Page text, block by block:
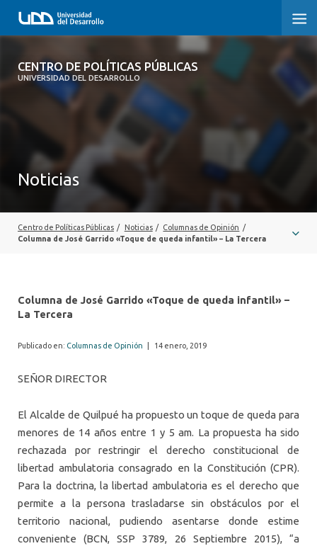
CENTRO DE POLÍTICAS PÚBLICAS
UNIVERSIDAD DEL DESARROLLO
CENTRO DE POLÍTICAS PÚBLICAS
DOCUMENTOS DE TRABAJO
Noticias
Centro de Políticas Públicas / Noticias / Columnas de Opinión /
Columna de José Garrido «Toque de queda infantil» – La Tercera
Columna de José Garrido «Toque de queda infantil» –
La Tercera
Publicado en: Columnas de Opinión 14 enero, 2019
SEÑOR DIRECTOR
El Alcalde de Quilpué ha propuesto un toque de queda para
menores de 14 años entre 1 y 5 am. La propuesta ha sido
rechazada por restringir el derecho constitucional de
libertad ambulatoria consagrado en la Constitución (CPR).
Para la doctrina, la libertad ambulatoria es el derecho que
permite a la persona trasladarse sin obstáculos por el
territorio nacional, pudiendo asentarse donde estime
conveniente (BCN, SSP 3789, 26 Septiembre 2015), “a